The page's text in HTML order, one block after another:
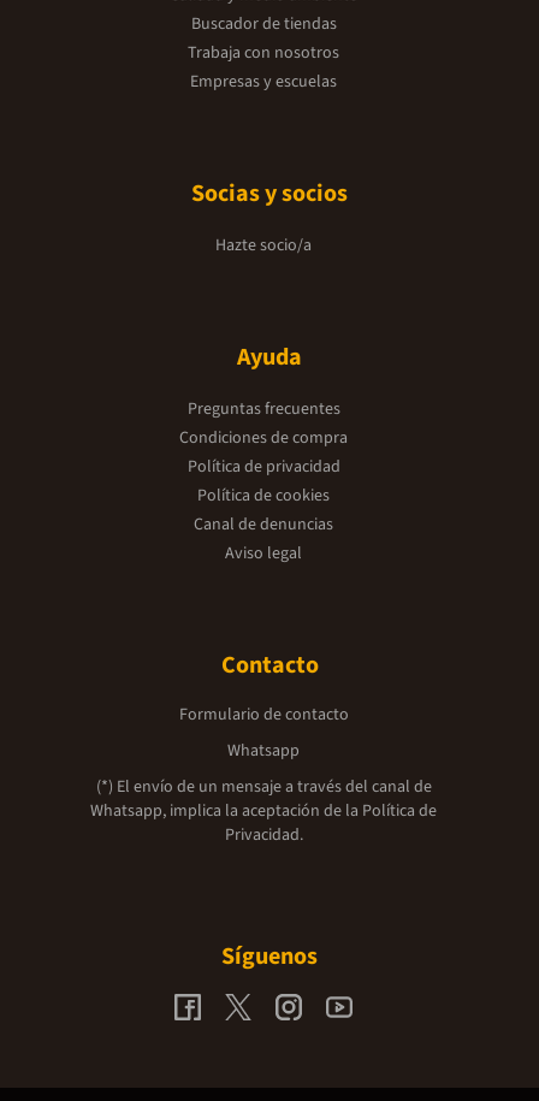
Buscador de tiendas
Trabaja con nosotros
Empresas y escuelas
Socias y socios
Hazte socio/a
Ayuda
Preguntas frecuentes
Condiciones de compra
Política de privacidad
Política de cookies
Canal de denuncias
Aviso legal
Contacto
Formulario de contacto
Whatsapp
(*) El envío de un mensaje a través del canal de
Whatsapp, implica la aceptación de la Política de
Privacidad.
Síguenos